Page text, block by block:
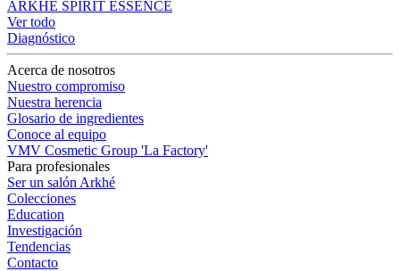
ARKHÉ SPIRIT ESSENCE
Ver todo
Diagnóstico
Acerca de nosotros
Nuestro compromiso
Nuestra herencia
Glosario de ingredientes
Conoce al equipo
VMV Cosmetic Group 'La Factory'
Para profesionales
Ser un salón Arkhé
Colecciones
Education
Investigación
Tendencias
Contacto